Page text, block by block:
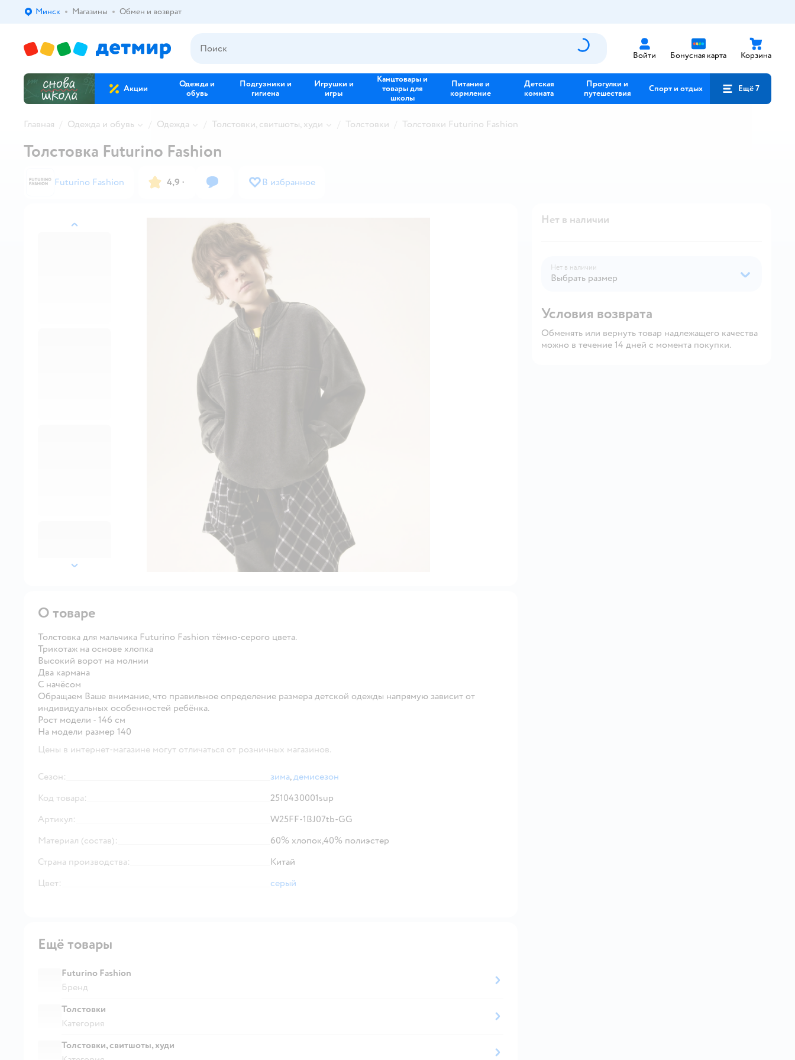
Выбор адреса доставки.
Минск Магазины Обмен и возврат
Войти Бонусная карта Корзина
Акции
Одежда и
обувь
Подгузники и
гигиена
Игрушки и
игры
Канцтовары и
товары для
школы
Питание и
кормление
Детская
комната
Прогулки и
путешествия
Спорт и отдых Ещё 7
Главная Одежда и обувь Одежда Толстовки, свитшоты, худи Толстовки Толстовки Futurino Fashion
назад
далее
Толстовка Futurino Fashion
Futurino Fashion 4,9 · В избранное
Нет в наличии
Нет в наличии
Выбрать размер
Условия возврата
Обменять или вернуть товар надлежащего качества
можно в течение 14 дней с момента покупки.
О товаре
Толстовка для мальчика Futurino Fashion тёмно-серого цвета.
Трикотаж на основе хлопка
Высокий ворот на молнии
Два кармана
С начёсом
Обращаем Ваше внимание, что правильное определение размера детской одежды напрямую зависит от
индивидуальных особенностей ребёнка.
Рост модели - 146 см
На модели размер 140
Цены в интернет-магазине могут отличаться от розничных магазинов.
Сезон: зима,демисезон
Код товара:
2510430001sup
Артикул:
W25FF-1BJ07tb-GG
Материал (состав):
60% хлопок,40% полиэстер
Страна производства:
Китай
Цвет:
серый
Ещё товары
Futurino Fashion
Бренд
Толстовки
Категория
Толстовки, свитшоты, худи